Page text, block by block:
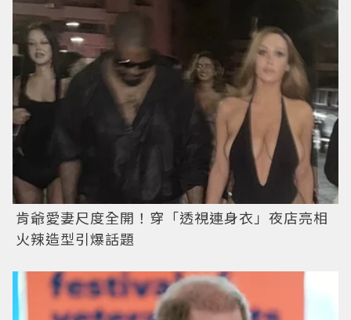
肯爺愛妻尺度全開！穿「透視連身衣」夜店亮相
火辣造型引爆話題